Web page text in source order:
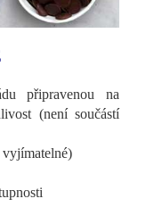
připravenou na
(není součástí
vyjímatelné)